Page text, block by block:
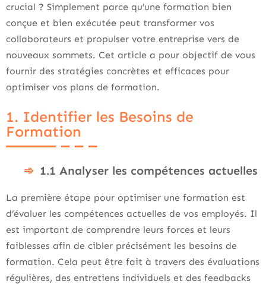
crucial ? Simplement parce qu’une formation bien
conçue et bien exécutée peut transformer vos
collaborateurs et propulser votre entreprise vers de
nouveaux sommets. Cet article a pour objectif de vous
fournir des stratégies concrètes et efficaces pour
optimiser vos plans de formation.
1. Identifier les Besoins de
Formation
1.1 Analyser les compétences actuelles
La première étape pour optimiser une formation est
d’évaluer les compétences actuelles de vos employés. Il
est important de comprendre leurs forces et leurs
faiblesses afin de cibler précisément les besoins de
formation. Cela peut être fait à travers des évaluations
régulières, des entretiens individuels et des feedbacks